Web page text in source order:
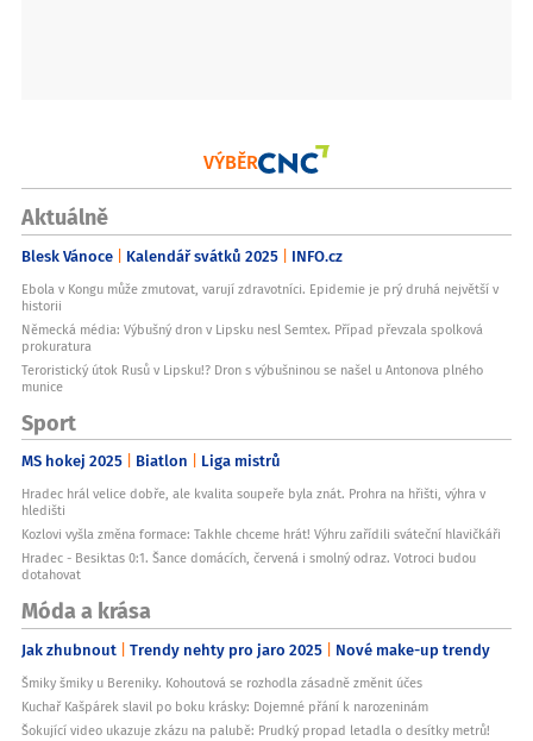
VÝBĚR
Aktuálně
Blesk Vánoce Kalendář svátků 2025 INFO.cz
Ebola v Kongu může zmutovat, varují zdravotníci. Epidemie je prý druhá největší v
historii
Německá média: Výbušný dron v Lipsku nesl Semtex. Případ převzala spolková
prokuratura
Teroristický útok Rusů v Lipsku!? Dron s výbušninou se našel u Antonova plného
munice
Sport
MS hokej 2025 Biatlon Liga mistrů
Hradec hrál velice dobře, ale kvalita soupeře byla znát. Prohra na hřišti, výhra v
hledišti
Kozlovi vyšla změna formace: Takhle chceme hrát! Výhru zařídili sváteční hlavičkáři
Hradec - Besiktas 0:1. Šance domácích, červená i smolný odraz. Votroci budou
dotahovat
Móda a krása
Jak zhubnout Trendy nehty pro jaro 2025 Nové make-up trendy
Šmiky šmiky u Bereniky. Kohoutová se rozhodla zásadně změnit účes
Kuchař Kašpárek slavil po boku krásky: Dojemné přání k narozeninám
Šokující video ukazuje zkázu na palubě: Prudký propad letadla o desítky metrů!